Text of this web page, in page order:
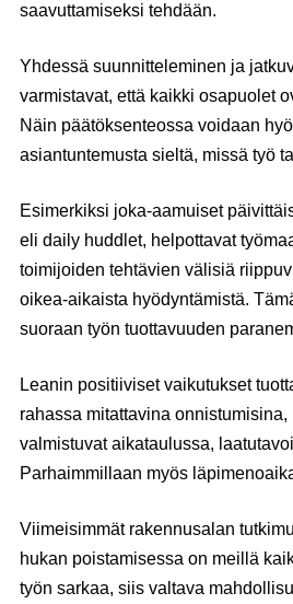
saavuttamiseksi tehdään.
Yhdessä suunnitteleminen ja
varmistavat, että kaikki osapuolet
Näin päätöksenteossa voidaan
asiantuntemusta sieltä, missä työ
Esimerkiksi joka-aamuiset
eli daily huddlet, helpottavat
toimijoiden tehtävien välisiä
oikea-aikaista hyödyntämistä.
suoraan työn tuottavuuden
Leanin positiiviset vaikutukset
rahassa mitattavina onnistumisina,
valmistuvat aikataulussa,
Parhaimmillaan myös
Viimeisimmät rakennusalan
hukan poistamisessa on meillä
työn sarkaa, siis valtava